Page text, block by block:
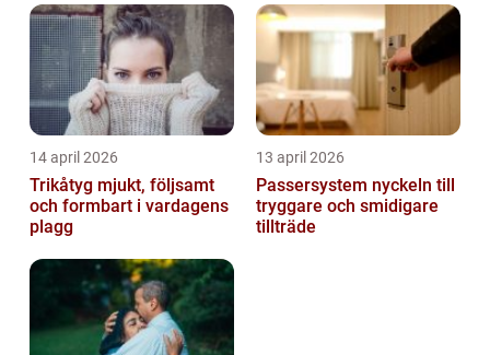
14 april 2026
Trikåtyg mjukt, följsamt
och formbart i vardagens
plagg
13 april 2026
Passersystem nyckeln till
tryggare och smidigare
tillträde